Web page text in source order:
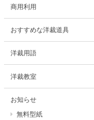
商用利用
おすすめな洋裁道具
洋裁用語
洋裁教室
お知らせ
無料型紙